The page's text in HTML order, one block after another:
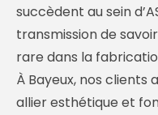
succèdent au sein
transmission de
rare dans la
À Bayeux, nos
allier esthétique et